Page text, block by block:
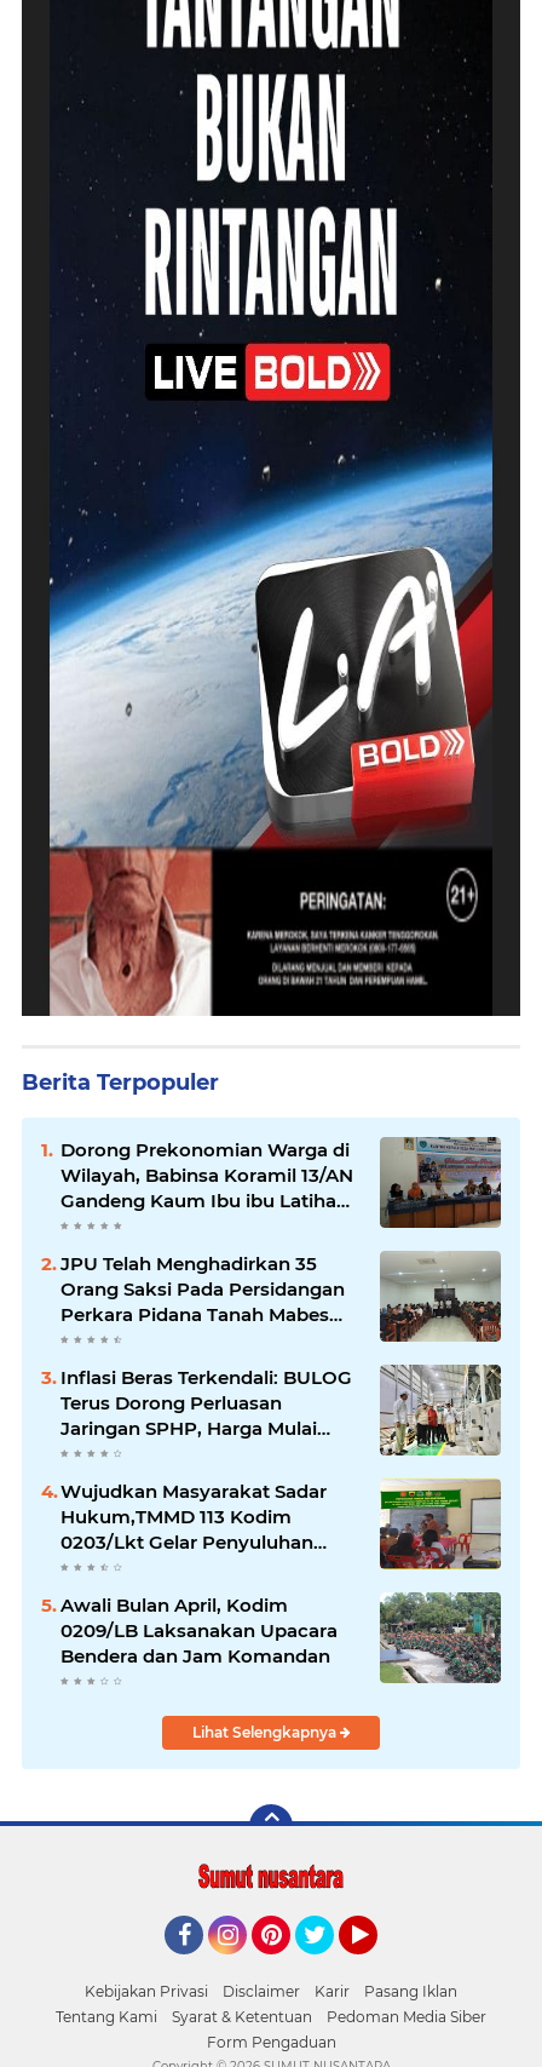
Berita Terpopuler
Dorong Prekonomian Warga di
Wilayah, Babinsa Koramil 13/AN
Gandeng Kaum Ibu ibu Latihan
Jahit Menjahit
JPU Telah Menghadirkan 35
Orang Saksi Pada Persidangan
Perkara Pidana Tanah Mabes
TNI di Jatikarya
Inflasi Beras Terkendali: BULOG
Terus Dorong Perluasan
Jaringan SPHP, Harga Mulai
Turun di Ratusan Daerah
Wujudkan Masyarakat Sadar
Hukum,TMMD 113 Kodim
0203/Lkt Gelar Penyuluhan
Hukum & Kamtibmas
Awali Bulan April, Kodim
0209/LB Laksanakan Upacara
Bendera dan Jam Komandan
Lihat Selengkapnya
Kebijakan Privasi Disclaimer Karir
Pasang Iklan
Tentang Kami
Syarat & Ketentuan
Pedoman Media Siber
Form Pengaduan